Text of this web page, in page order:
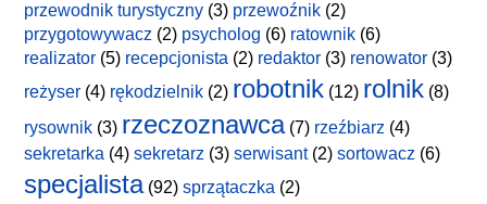
przewodnik turystyczny (3) przewoźnik (2)
przygotowywacz (2) psycholog (6) ratownik (6)
realizator (5) recepcjonista (2) redaktor (3) renowator (3)
reżyser (4) rękodzielnik (2) robotnik (12) rolnik (8)
rysownik (3) rzeczoznawca(7) rzeźbiarz (4)
sekretarka (4) sekretarz (3) serwisant(2) sortowacz (6)
specjalista(92) sprzątaczka (2)